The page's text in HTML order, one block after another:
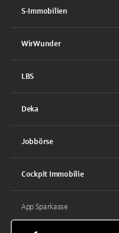
S-Immobilien
WirWunder
LBS
Deka
Jobbörse
Cockpit Immobilie
App Sparkasse